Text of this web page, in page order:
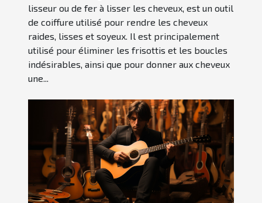
lisseur ou de fer à lisser les cheveux, est un outil
de coiffure utilisé pour rendre les cheveux
raides, lisses et soyeux. Il est principalement
utilisé pour éliminer les frisottis et les boucles
indésirables, ainsi que pour donner aux cheveux
une...